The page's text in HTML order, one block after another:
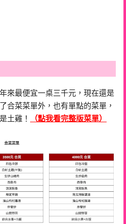
來最便宜一桌三千元，現在還是
合菜菜單外，也有單點的菜單，
土雞！
（點我看完整版菜單）